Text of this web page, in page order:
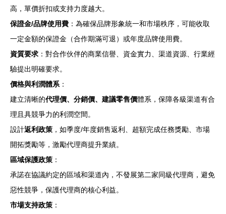
高，單價折扣或支持力度越大。
保證金/品牌使用費 ：為確保品牌形象統一和市場秩序，可能收取
一定金額的保證金（合作期滿可退）或年度品牌使用費。
資質要求 ：對合作伙伴的商業信譽、資金實力、渠道資源、行業經
驗提出明確要求。
價格與利潤體系 ：
建立清晰的代理價、分銷價、建議零售價體系，保障各級渠道有合
理且具競爭力的利潤空間。
設計返利政策 ，如季度/年度銷售返利、超額完成任務獎勵、市場
開拓獎勵等，激勵代理商提升業績。
區域保護政策 ：
承諾在協議約定的區域和渠道內，不發展第二家同級代理商，避免
惡性競爭，保護代理商的核心利益。
市場支持政策 ：